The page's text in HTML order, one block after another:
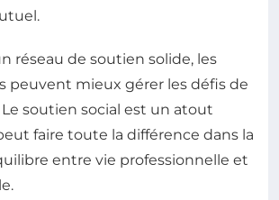
réseau de soutien solide, les
peuvent mieux gérer les défis de
soutien social est un atout
faire toute la différence dans la
entre vie professionnelle et